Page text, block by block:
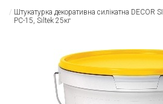
Штукатурка декоративна силікатна DECOR
РС-15, Siltek 25кг